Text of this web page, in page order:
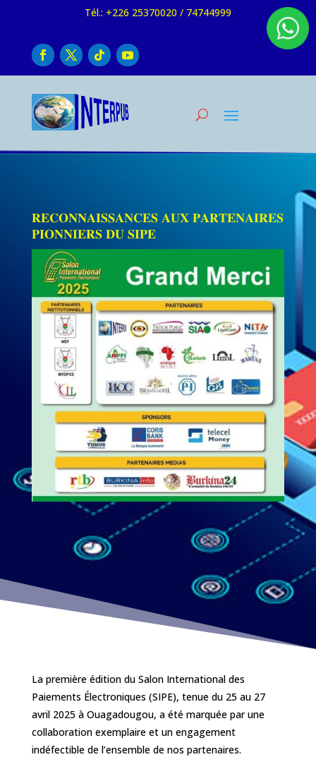
Tél.: +226 25370020 / 74744999
𝐑𝐄𝐂𝐎𝐍𝐍𝐀𝐈𝐒𝐒𝐀𝐍𝐂𝐄𝐒 𝐀𝐔𝐗 𝐏𝐀𝐑𝐓𝐄𝐍𝐀𝐈𝐑𝐄𝐒
𝐏𝐈𝐎𝐍𝐍𝐈𝐄𝐑𝐒 𝐃𝐔 𝐒𝐈𝐏𝐄
La première édition du Salon International des
Paiements Électroniques (SIPE), tenue du 25 au 27
avril 2025 à Ouagadougou, a été marquée par une
collaboration exemplaire et un engagement
indéfectible de l’ensemble de nos partenaires.